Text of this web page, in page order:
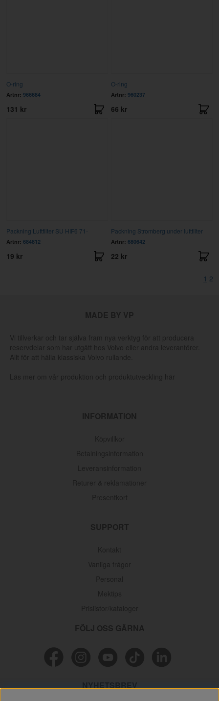
O-ring
Artnr: 966684
131 kr
O-ring
Artnr: 960237
66 kr
Packning Luftfilter SU HIF6 71-
Artnr: 684812
19 kr
Packning Stromberg under luftfilter
Artnr: 680642
22 kr
1 2
NYHETSBREV